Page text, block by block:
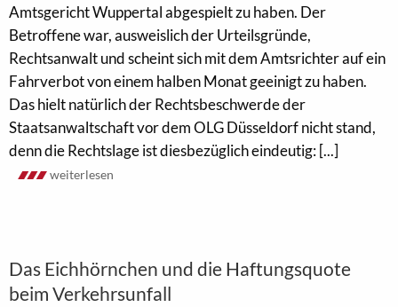
Amtsgericht Wuppertal abgespielt zu haben. Der
Betroffene war, ausweislich der Urteilsgründe,
Rechtsanwalt und scheint sich mit dem Amtsrichter auf ein
Fahrverbot von einem halben Monat geeinigt zu haben.
Das hielt natürlich der Rechtsbeschwerde der
Staatsanwaltschaft vor dem OLG Düsseldorf nicht stand,
denn die Rechtslage ist diesbezüglich eindeutig: [...]
weiterlesen
Das Eichhörnchen und die Haftungsquote
beim Verkehrsunfall